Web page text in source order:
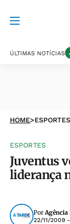
ÚLTIMAS NOTÍCIAS
HOME>ESPORTES
ESPORTES
Juventus
liderança
PorAgência
22/11/2009